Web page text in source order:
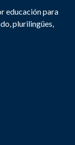
educación para
plurilingües,